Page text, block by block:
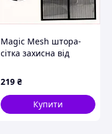
Magic Mesh штора-
сітка захисна від
4829X73B5A
219 ₴
Купити